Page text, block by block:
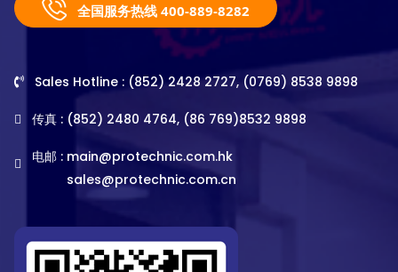
全国服务热线 400-889-8282
Sales Hotline : (852) 2428 2727, (0769) 8538 9898
传真 : (852) 2480 4764, (86 769)8532 9898
电邮 : main@protechnic.com.hk
sales@protechnic.com.cn